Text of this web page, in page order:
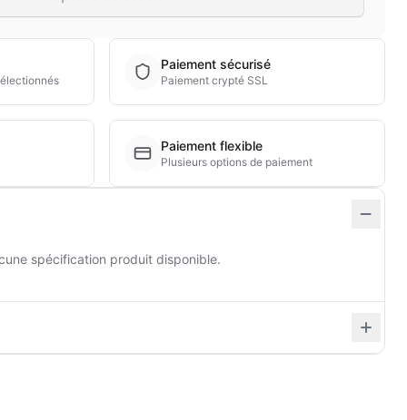
Paiement sécurisé
Paiement crypté SSL
Paiement flexible
Plusieurs options de paiement
spécification produit disponible.